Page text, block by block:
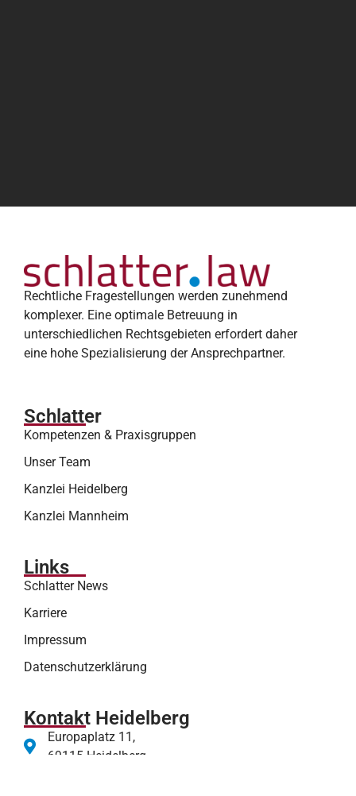
Rechtliche Fragestellungen werden zunehmend
komplexer. Eine optimale Betreuung in
unterschiedlichen Rechtsgebieten erfordert daher
eine hohe Spezialisierung der Ansprechpartner.
Schlatter
Kompetenzen & Praxisgruppen
Unser Team
Kanzlei Heidelberg
Kanzlei Mannheim
Links
Schlatter News
Karriere
Impressum
Datenschutzerklärung
Kontakt Heidelberg
Europaplatz 11,
69115 Heidelberg